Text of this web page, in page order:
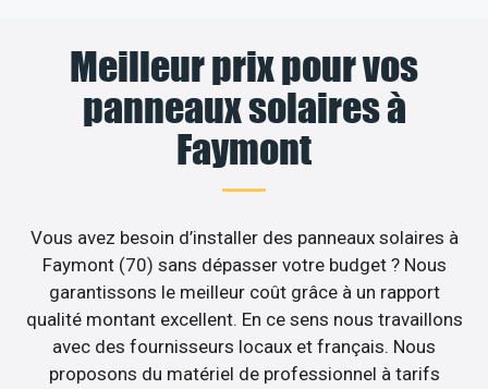
Meilleur prix pour vos
panneaux solaires à
Faymont
Vous avez besoin d’installer des panneaux solaires à
Faymont (70) sans dépasser votre budget ? Nous
garantissons le meilleur coût grâce à un rapport
qualité montant excellent. En ce sens nous travaillons
avec des fournisseurs locaux et français. Nous
proposons du matériel de professionnel à tarifs